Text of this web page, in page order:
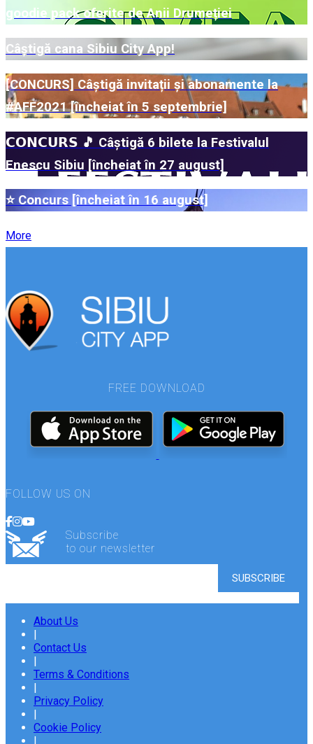
goodie pack oferite de Anii Drumeției
Câștigă cana Sibiu City App!
[CONCURS] Câștigă invitații și abonamente la
#AFF2021 [încheiat în 5 septembrie]
𝗖𝗢𝗡𝗖𝗨𝗥𝗦 🎵 Câștigă 6 bilete la Festivalul
Enescu Sibiu [încheiat în 27 august]
⭐ Concurs [încheiat în 16 august]
More
FREE DOWNLOAD
FOLLOW US ON
Subscribe
to our newsletter
About Us
|
Contact Us
|
Terms & Conditions
|
Privacy Policy
|
Cookie Policy
|